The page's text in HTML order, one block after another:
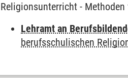
Religionsunterricht -
Lehramt an
berufsschulischen